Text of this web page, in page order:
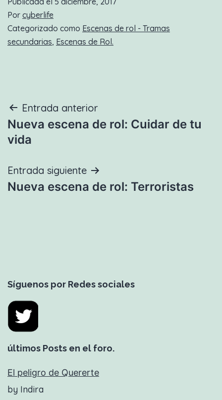
Por cyberlife
Categorizado como Escenas de rol - Tramas
secundarias, Escenas de Rol.
Navegación
de
Entrada anterior
Nueva escena de rol: Cuidar de tu
vida
Entrada siguiente
Nueva escena de rol: Terroristas
Síguenos por Redes sociales
últimos Posts en el foro.
El peligro de Quererte
by Indira